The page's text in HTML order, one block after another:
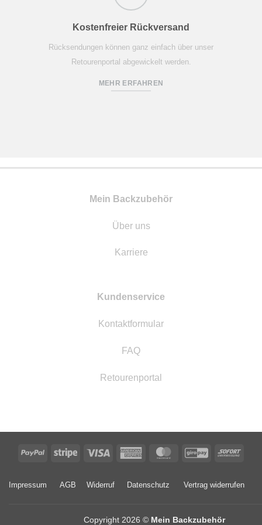
Kostenfreier Rückversand
Rücksendungen können ganz einfach über unser
Retourenportal abgewickelt werden.
MEHR ERFAHREN
Mein Backzubehör
Über uns
Karriere
Kundenservice
Kontaktformular
FAQ
Retourenportal
PayPal Stripe Visa
American
MasterCardGiroPay Sofort
Impressum AGB Widerruf Datenschutz Vertrag widerrufen
Copyright 2026 © Mein Backzubehör